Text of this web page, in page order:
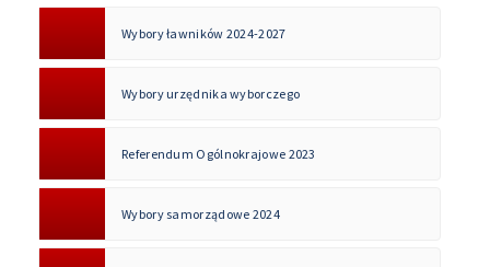
Wybory ławników 2024-2027
Wybory urzędnika wyborczego
Referendum Ogólnokrajowe 2023
Wybory samorządowe 2024